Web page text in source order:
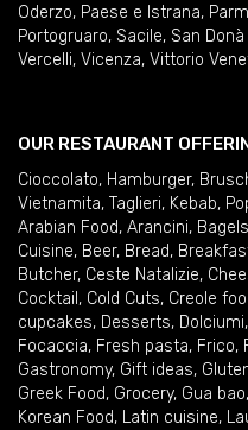
Oderzo, Paese e Istrana,
Portogruaro, Sacile, San
Vercelli, Vicenza, Vittorio
OUR RESTAURANT
Cioccolato, Hamburger,
Vietnamita, Taglieri, Kebab,
Arabian Food, Arancini, Bagels
Cuisine, Beer, Bread,
Butcher, Ceste Natalizie,
Cocktail , Cold Cuts, Creole
cupcakes, Desserts, Dolciumi,
Focaccia, Fresh pasta, Frico,
Gastronomy, Gift ideas,
Greek Food, Grocery, Gua bao,
Korean Food, Latin cuisine,